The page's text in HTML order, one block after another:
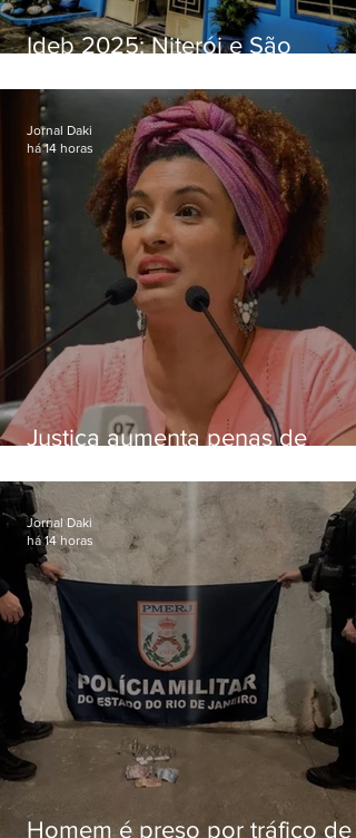
Ideb 2025: Niterói e São
distintos no ensino médio; veja
Justiça aumenta penas de
pelo assassinato de Marielle
Franco
Jornal Daki
há 14 horas
Homem é preso por tráfico de
Jornal Daki
há 14 horas